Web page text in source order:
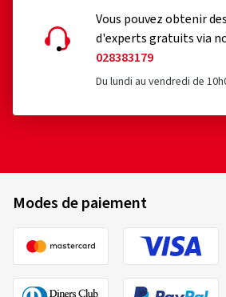
Vous pouvez obtenir
d'experts gratuits via
028383179
Du lundi au vendredi de
Modes de paiement